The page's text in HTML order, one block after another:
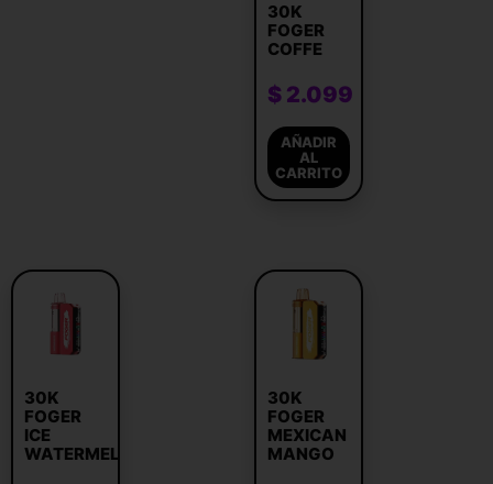
30K
FOGER
COFFE
$ 2.099
AÑADIR
AL
CARRITO
30K
FOGER
ICE
WATERMELON
30K
FOGER
MEXICAN
MANGO